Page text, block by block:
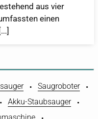
aus vier
einen
Saugroboter
Akku-Staubsauger